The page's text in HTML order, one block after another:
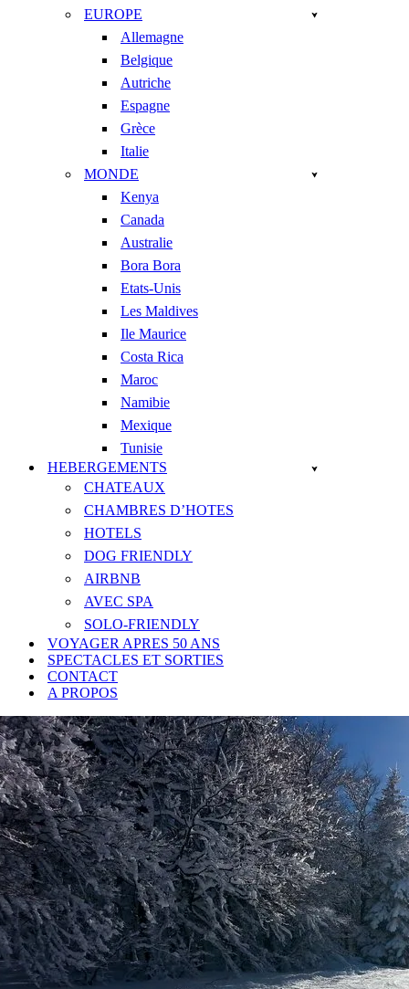
EUROPE
Allemagne
Belgique
Autriche
Espagne
Grèce
Italie
MONDE
Kenya
Canada
Australie
Bora Bora
Etats-Unis
Les Maldives
Ile Maurice
Costa Rica
Maroc
Namibie
Mexique
Tunisie
HEBERGEMENTS
CHATEAUX
CHAMBRES D’HOTES
HOTELS
DOG FRIENDLY
AIRBNB
AVEC SPA
SOLO-FRIENDLY
VOYAGER APRES 50 ANS
SPECTACLES ET SORTIES
CONTACT
A PROPOS